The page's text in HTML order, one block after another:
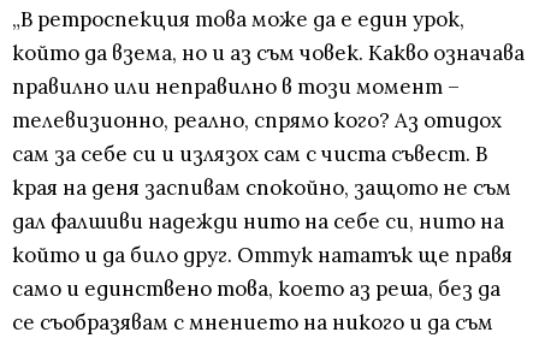
„В ретроспекция това може да е един урок,
който да взема, но и аз съм човек. Какво означава
правилно или неправилно в този момент –
телевизионно, реално, спрямо кого? Аз отидох
сам за себе си и излязох сам с чиста съвест. В
края на деня заспивам спокойно, защото не съм
дал фалшиви надежди нито на себе си, нито на
който и да било друг. Оттук нататък ще правя
само и единствено това, което аз реша, без да
се съобразявам с мнението на никого и да съм